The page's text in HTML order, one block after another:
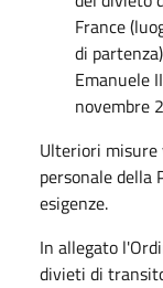
France
di
Emanuele
novembre
Ulteriori misure
personale della
esigenze.
In allegato
divieti di